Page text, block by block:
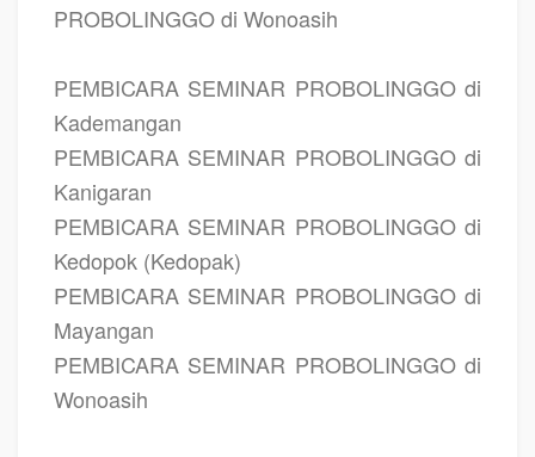
PROBOLINGGO di Wonoasih
PEMBICARA SEMINAR PROBOLINGGO di
Kademangan
PEMBICARA SEMINAR PROBOLINGGO di
Kanigaran
PEMBICARA SEMINAR PROBOLINGGO di
Kedopok (Kedopak)
PEMBICARA SEMINAR PROBOLINGGO di
Mayangan
PEMBICARA SEMINAR PROBOLINGGO di
Wonoasih